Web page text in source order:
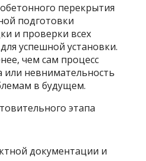
перекрытия
подготовки
и проверки всех
успешной установки.
чем сам процесс
невнимательность
в будущем.
этапа
документации и